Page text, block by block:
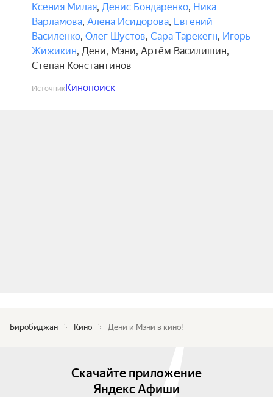
Ксения Милая, Денис Бондаренко, Ника
Варламова, Алена Исидорова, Евгений
Василенко, Олег Шустов, Сара Тарекегн, Игорь
Жижикин, Дени, Мэни, Артём Василишин,
Степан Константинов
ИсточникКинопоиск
Биробиджан Кино Дени и Мэни в кино!
Скачайте приложение
Яндекс Афиши